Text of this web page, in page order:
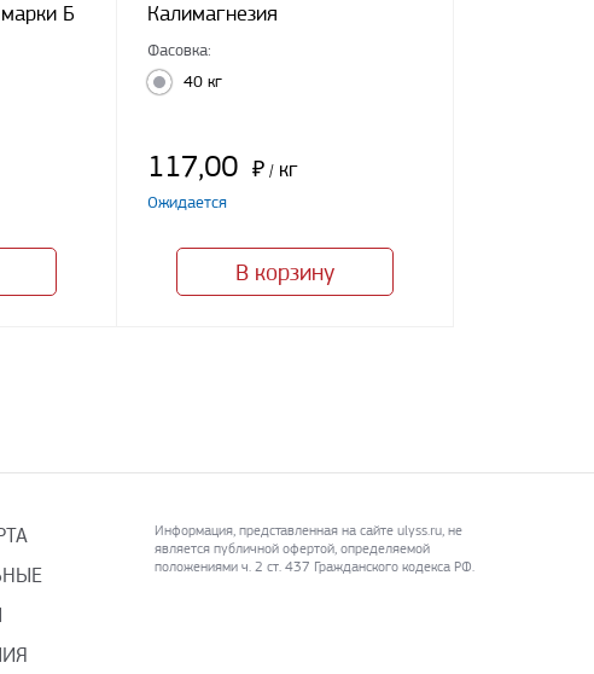
Б
Калимагнезия
Фасовка:
40 кг
117,00 ₽ / кг
Ожидается
В корзину
Информация, представленная на сайте ulyss.ru, не
является публичной офертой, определяемой
положениями ч. 2 ст. 437 Гражданского кодекса РФ.